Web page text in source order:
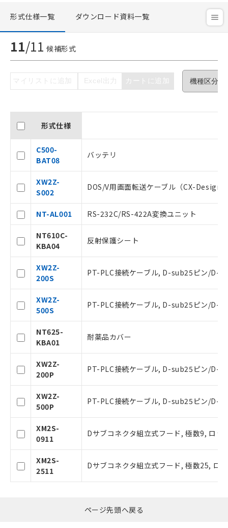
形式仕様一覧 ダウンロード資料一覧
11/11 候補形式
マイリストに追加 Excel出力 カートに追加
形式仕様
C500-
BAT08
バッテリ
XW2Z-
S002
DOS/V用画面転送ケーブル（CX-
NT-AL001 RS-232C/RS-422A変換ユニット
NT610C-
KBA04
反射保護シート
XW2Z-
200S
PT-PLC接続ケーブル, D-sub25ピン/D-
XW2Z-
500S
PT-PLC接続ケーブル, D-sub25ピン/D-
NT625-
KBA01
耐薬品カバー
XW2Z-
200P
PT-PLC接続ケーブル, D-sub25ピン/D-
XW2Z-
500P
PT-PLC接続ケーブル, D-sub25ピン/D-
XM2S-
0911
Dサブコネクタ組立式フード, 極数9, ロ
XM2S-
2511
Dサブコネクタ組立式フード, 極数25, ロ
ページ先頭へ戻る
記
号
○
△ 一定数には満たないが在庫あり
－
たはお客様担当のオムロン制御
空
白
受注生産機種、また在庫状況の
ご利用条件
以下の条件をお読みいただき、同意のうえ
ご利用ください。
本サービスは、当社制御機器事業取扱
商品の当社在庫状況および標準価格(税
抜)を提供させていただくものです。
当社制御機器事業取扱商品の中には、
本サービスの対象外となる商品もある
ことをご了承ください。
在庫状況および標準価格照会結果は、
記載している更新日時点での社内デー
タに基づき作成されるものであり、閲
覧された時点での実際の在庫および標
準価格とは異なる場合があることをご
了承ください。
正式な納期状況および標準価格はお客
様のお取引先、またはお客様担当のオ
ムロン制御機器販売店・当社販売員に
ご相談ください。
オムロン制御機器販売店や当社販売拠
点は「販売ネットワーク
」をご確認
ください。
在庫状況および標準価格結果を当社の
事前の承諾なく第三者に漏洩または開
示しないようお願いします。
マイパーツ機能（部品リスト作成サー
ビス）をご利用いただくには、I-Web
メンバーズにご登録されている必要が
お客様が当ウェブサイト上で当社にご
登録された部品リストについて、当社
および当社の共同利用者が、当社の製
品・サービスに関するお客様との取
引・商談に必要な範囲で利用すること
をご了承ください。
※当社の共同利用者とは、"個人情報
用者の範囲」に記載されている法人を
指します。